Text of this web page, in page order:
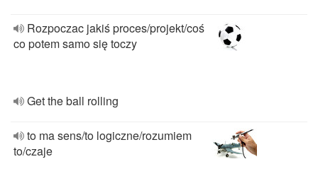
Rozpoczac jakiś proces/projekt/coś
co potem samo się toczy
Get the ball rolling
to ma sens/to logiczne/rozumiem
to/czaje